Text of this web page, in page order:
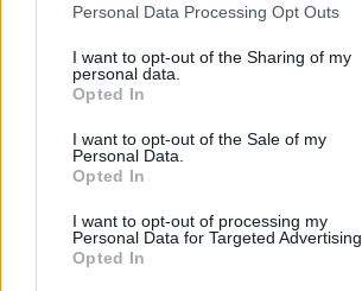
Personal Data Processing Opt Outs
I want to opt-out of the Sharing of my
personal data.
Opted In
I want to opt-out of the Sale of my
Personal Data.
Opted In
I want to opt-out of processing my
Personal Data for Targeted Advertising.
Opted In